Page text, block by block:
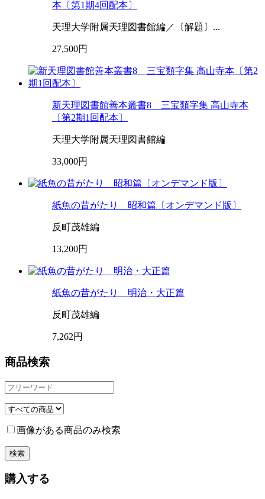
本〔第1期4回配本〕
天理大学附属天理図書館編／〔解題〕...
27,500円
新天理図書館善本叢書8 三宝類字集 高山寺本
〔第2期1回配本〕
天理大学附属天理図書館編
33,000円
紙魚の昔がたり 昭和篇〔オンデマンド版〕
反町茂雄編
13,200円
紙魚の昔がたり 明治・大正篇
反町茂雄編
7,262円
商品検索
画像がある商品のみ検索
購入する